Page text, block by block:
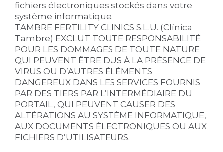
fichiers électroniques stockés dans votre
système informatique.
TAMBRE FERTILITY CLINICS S.L.U. (Clínica
Tambre) EXCLUT TOUTE RESPONSABILITÉ
POUR LES DOMMAGES DE TOUTE NATURE
QUI PEUVENT ÊTRE DUS À LA PRÉSENCE DE
VIRUS OU D’AUTRES ÉLÉMENTS
DANGEREUX DANS LES SERVICES FOURNIS
PAR DES TIERS PAR L’INTERMÉDIAIRE DU
PORTAIL, QUI PEUVENT CAUSER DES
ALTÉRATIONS AU SYSTÈME INFORMATIQUE,
AUX DOCUMENTS ÉLECTRONIQUES OU AUX
FICHIERS D’UTILISATEURS.